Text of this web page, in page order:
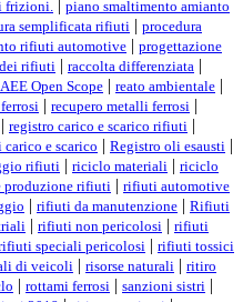
frizioni. | piano smaltimento amianto
semplificata rifiuti | procedura
rifiuti automotive | progettazione
rifiuti | raccolta differenziata |
Open Scope | reato ambientale |
| recupero metalli ferrosi |
| registro carico e scarico rifiuti |
e scarico | Registro oli esausti |
rifiuti | riciclo materiali | riciclo
produzione rifiuti | rifiuti automotive
| rifiuti da manutenzione | Rifiuti
| rifiuti non pericolosi | rifiuti
speciali pericolosi | rifiuti tossici
di veicoli | risorse naturali | ritiro
| rottami ferrosi | sanzioni sistri |